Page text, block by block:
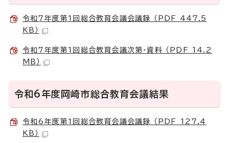
令和7年度第1回総合教育会議会議録 （PDF 447.5
KB）
令和7年度第1回総合教育会議次第・資料 （PDF 14.2
MB）
令和6年度岡崎市総合教育会議結果
令和6年度第1回総合教育会議会議録 （PDF 127.4
KB）